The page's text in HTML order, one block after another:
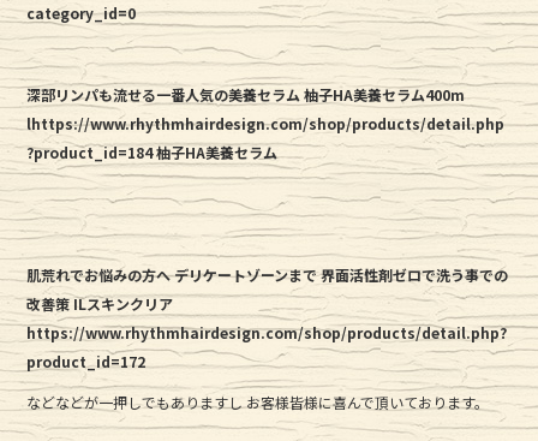
category_id=0
深部リンパも流せる一番人気の美養セラム 柚子HA美養セラム400m
lhttps://www.rhythmhairdesign.com/shop/products/detail.php
?product_id=184 柚子HA美養セラム
肌荒れでお悩みの方へ デリケートゾーンまで 界面活性剤ゼロで洗う事での
改善策 ILスキンクリア
https://www.rhythmhairdesign.com/shop/products/detail.php?
product_id=172
などなどが一押しでもありますし お客様皆様に喜んで頂いております。